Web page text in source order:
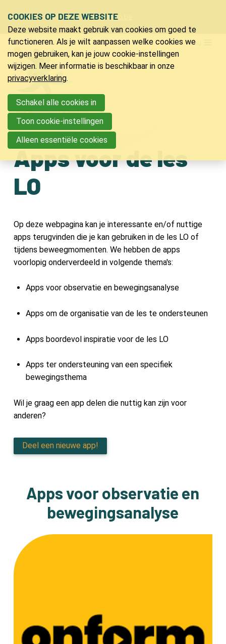
links
over
Spring
naar
de
Spring
naar
de
inhoud
Ons telefoon:
+32 9 218 91 20 Ons e-mailadres:
info@bvlo.be
Menu
Apps voor de les
LO
Op deze webpagina kan je interessante en/of nuttige
apps terugvinden die je kan gebruiken in de les LO of
tijdens beweegmomenten. We hebben de apps
voorlopig onderverdeeld in volgende thema's:
Apps voor observatie en bewegingsanalyse
Apps om de organisatie van de les te ondersteunen
Apps boordevol inspiratie voor de les LO
Apps ter ondersteuning van een specifiek
bewegingsthema
Wil je graag een app delen die nuttig kan zijn voor
anderen?
Deel een nieuwe app!
Apps voor observatie en
bewegingsanalyse
LO & Sport
Bijscholingen
Apps voor de les LO
Literatuur
Vallen en opstaan
Nuttige links
Contact
Account
COOKIES OP DEZE WEBSITE
Deze website maakt gebruik van cookies om goed te
functioneren. Als je wilt aanpassen welke cookies we
mogen gebruiken, kan je jouw cookie-instellingen
wijzigen. Meer informatie is beschikbaar in onze
privacyverklaring.
Schakel alle cookies in
Toon cookie-instellingen
Alleen essentiële cookies